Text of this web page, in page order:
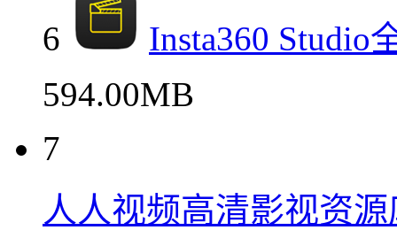
6
Insta360 Studio
594.00MB
7
人人视频高清影视资源